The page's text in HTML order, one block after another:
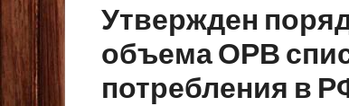
Утвержден
объема ОРВ
потребления в